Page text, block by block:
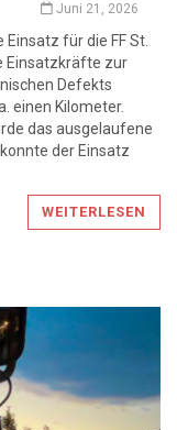
Juni 21, 2026
für die FF St.
Einsatzkräfte zur
Defekts
einen Kilometer.
das ausgelaufene
der Einsatz
WEITERLESEN